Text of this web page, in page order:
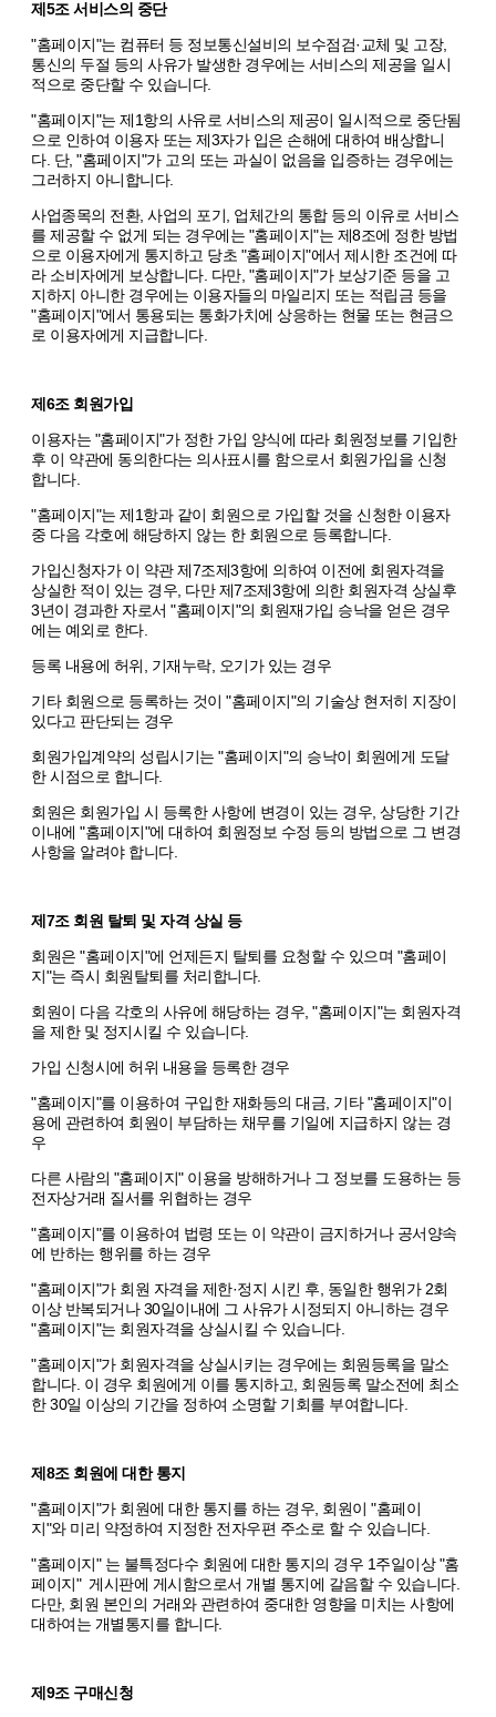
제5조 서비스의 중단
"홈페이지"는 컴퓨터 등 정보통신설비의 보수점검·교체 및 고장,
통신의 두절 등의 사유가 발생한 경우에는 서비스의 제공을 일시
적으로 중단할 수 있습니다.
"홈페이지"는 제1항의 사유로 서비스의 제공이 일시적으로 중단됨
으로 인하여 이용자 또는 제3자가 입은 손해에 대하여 배상합니
다. 단, "홈페이지"가 고의 또는 과실이 없음을 입증하는 경우에는
그러하지 아니합니다.
사업종목의 전환, 사업의 포기, 업체간의 통합 등의 이유로 서비스
를 제공할 수 없게 되는 경우에는 "홈페이지"는 제8조에 정한 방법
으로 이용자에게 통지하고 당초 "홈페이지"에서 제시한 조건에 따
라 소비자에게 보상합니다. 다만, "홈페이지"가 보상기준 등을 고
지하지 아니한 경우에는 이용자들의 마일리지 또는 적립금 등을
"홈페이지"에서 통용되는 통화가치에 상응하는 현물 또는 현금으
로 이용자에게 지급합니다.
제6조 회원가입
이용자는 "홈페이지"가 정한 가입 양식에 따라 회원정보를 기입한
후 이 약관에 동의한다는 의사표시를 함으로서 회원가입을 신청
합니다.
"홈페이지"는 제1항과 같이 회원으로 가입할 것을 신청한 이용자
중 다음 각호에 해당하지 않는 한 회원으로 등록합니다.
가입신청자가 이 약관 제7조제3항에 의하여 이전에 회원자격을
상실한 적이 있는 경우, 다만 제7조제3항에 의한 회원자격 상실후
3년이 경과한 자로서 "홈페이지"의 회원재가입 승낙을 얻은 경우
에는 예외로 한다.
등록 내용에 허위, 기재누락, 오기가 있는 경우
기타 회원으로 등록하는 것이 "홈페이지"의 기술상 현저히 지장이
있다고 판단되는 경우
회원가입계약의 성립시기는 "홈페이지"의 승낙이 회원에게 도달
한 시점으로 합니다.
회원은 회원가입 시 등록한 사항에 변경이 있는 경우, 상당한 기간
이내에 "홈페이지"에 대하여 회원정보 수정 등의 방법으로 그 변경
사항을 알려야 합니다.
제7조 회원 탈퇴 및 자격 상실 등
회원은 "홈페이지"에 언제든지 탈퇴를 요청할 수 있으며 "홈페이
지"는 즉시 회원탈퇴를 처리합니다.
회원이 다음 각호의 사유에 해당하는 경우, "홈페이지"는 회원자격
을 제한 및 정지시킬 수 있습니다.
가입 신청시에 허위 내용을 등록한 경우
"홈페이지"를 이용하여 구입한 재화등의 대금, 기타 "홈페이지"이
용에 관련하여 회원이 부담하는 채무를 기일에 지급하지 않는 경
우
다른 사람의 "홈페이지" 이용을 방해하거나 그 정보를 도용하는 등
전자상거래 질서를 위협하는 경우
"홈페이지"를 이용하여 법령 또는 이 약관이 금지하거나 공서양속
에 반하는 행위를 하는 경우
"홈페이지"가 회원 자격을 제한·정지 시킨 후, 동일한 행위가 2회
이상 반복되거나 30일이내에 그 사유가 시정되지 아니하는 경우
"홈페이지"는 회원자격을 상실시킬 수 있습니다.
"홈페이지"가 회원자격을 상실시키는 경우에는 회원등록을 말소
합니다. 이 경우 회원에게 이를 통지하고, 회원등록 말소전에 최소
한 30일 이상의 기간을 정하여 소명할 기회를 부여합니다.
제8조 회원에 대한 통지
"홈페이지"가 회원에 대한 통지를 하는 경우, 회원이 "홈페이
지"와 미리 약정하여 지정한 전자우편 주소로 할 수 있습니다.
"홈페이지" 는 불특정다수 회원에 대한 통지의 경우 1주일이상 "홈
페이지" 게시판에 게시함으로서 개별 통지에 갈음할 수 있습니다.
다만, 회원 본인의 거래와 관련하여 중대한 영향을 미치는 사항에
대하여는 개별통지를 합니다.
제9조 구매신청